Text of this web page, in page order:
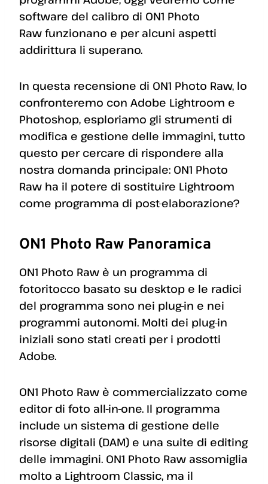
software del calibro di ON1 Photo
Raw funzionano e per alcuni aspetti
addirittura li superano.
In questa recensione di ON1 Photo Raw, lo
confronteremo con Adobe Lightroom e
Photoshop, esploriamo gli strumenti di
modifica e gestione delle immagini, tutto
questo per cercare di rispondere alla
nostra domanda principale: ON1 Photo
Raw ha il potere di sostituire Lightroom
come programma di post-elaborazione?
ON1 Photo Raw Panoramica
ON1 Photo Raw è un programma di
fotoritocco basato su desktop e le radici
del programma sono nei plug-in e nei
programmi autonomi. Molti dei plug-in
iniziali sono stati creati per i prodotti
Adobe.
ON1 Photo Raw è commercializzato come
editor di foto all-in-one. Il programma
include un sistema di gestione delle
risorse digitali (DAM) e una suite di editing
delle immagini. ON1 Photo Raw assomiglia
molto a Lightroom Classic, ma il